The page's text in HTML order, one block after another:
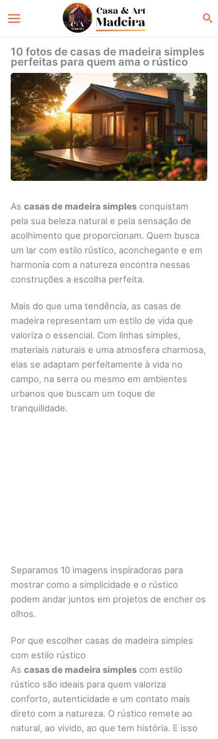
para
o
conteúdo
10 fotos de casas de madeira simples
perfeitas para quem ama o rústico
As casas de madeira simples conquistam
pela sua beleza natural e pela sensação de
acolhimento que proporcionam. Quem busca
um lar com estilo rústico, aconchegante e em
harmonia com a natureza encontra nessas
construções a escolha perfeita.
Mais do que uma tendência, as casas de
madeira representam um estilo de vida que
valoriza o essencial. Com linhas simples,
materiais naturais e uma atmosfera charmosa,
elas se adaptam perfeitamente à vida no
campo, na serra ou mesmo em ambientes
urbanos que buscam um toque de
tranquilidade.
Separamos 10 imagens inspiradoras para
mostrar como a simplicidade e o rústico
podem andar juntos em projetos de encher os
olhos.
Por que escolher casas de madeira simples
com estilo rústico
As casas de madeira simples com estilo
rústico são ideais para quem valoriza
conforto, autenticidade e um contato mais
direto com a natureza. O rústico remete ao
natural, ao vivido, ao que tem história. E isso